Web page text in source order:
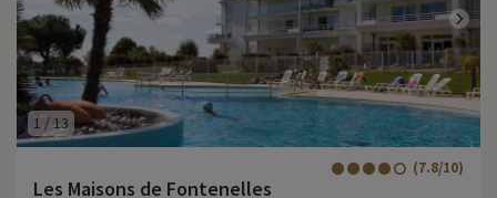
1 / 13
Les Maisons de Fontenelles
(7.8/10)